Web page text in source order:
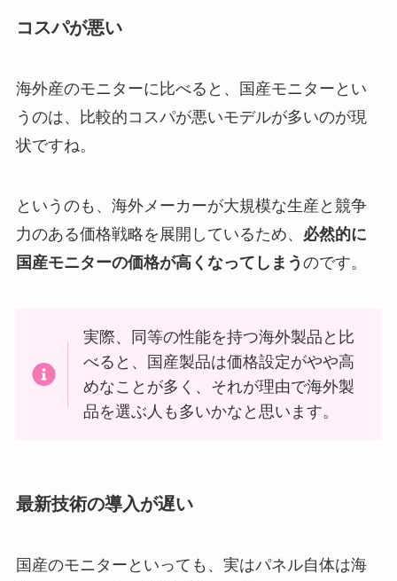
コスパが悪い
海外産のモニターに比べると、国産モニターとい
うのは、比較的コスパが悪いモデルが多いのが現
状ですね。
というのも、海外メーカーが大規模な生産と競争
力のある価格戦略を展開しているため、 必然的に
国産モニターの価格が高くなってしまう のです。
実際、同等の性能を持つ海外製品と比
べると、国産製品は価格設定がやや高
めなことが多く、それが理由で海外製
品を選ぶ人も多いかなと思います。
最新技術の導入が遅い
国産のモニターといっても、実はパネル自体は海